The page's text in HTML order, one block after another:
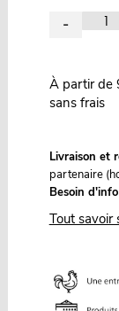
-
À partir de
sans frais
Livraison et
partenaire
Besoin
Tout savoir